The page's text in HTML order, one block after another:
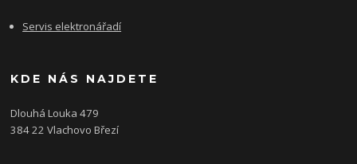
Servis elektronářadí
KDE NÁS NAJDETE
Dlouhá Louka 479
384 22 Vlachovo Březí